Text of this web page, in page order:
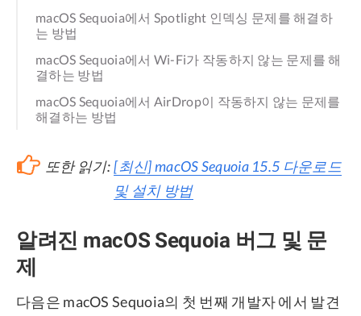
macOS Sequoia에서 Spotlight 인덱싱 문제를 해결하
는 방법
macOS Sequoia에서 Wi-Fi가 작동하지 않는 문제를 해
결하는 방법
macOS Sequoia에서 AirDrop이 작동하지 않는 문제를
해결하는 방법
또한 읽기: [최신] macOS Sequoia 15.5 다운로드
및 설치 방법
알려진 macOS Sequoia 버그 및 문
제
다음은 macOS Sequoia의 첫 번째 개발자 에서 발견